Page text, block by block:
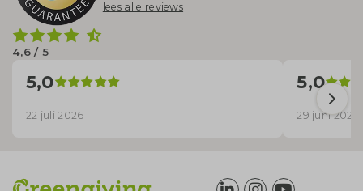
4,6 / 5
lees alle reviews
5,0
22 juli 2026
5,0
29 juni 2026